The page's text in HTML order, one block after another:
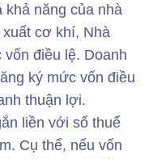
khả năng của nhà
cơ khí, Nhà
điều lệ. Doanh
ký mức vốn điều
thuận lợi.
liền với số thuế
Cụ thể, nếu vốn